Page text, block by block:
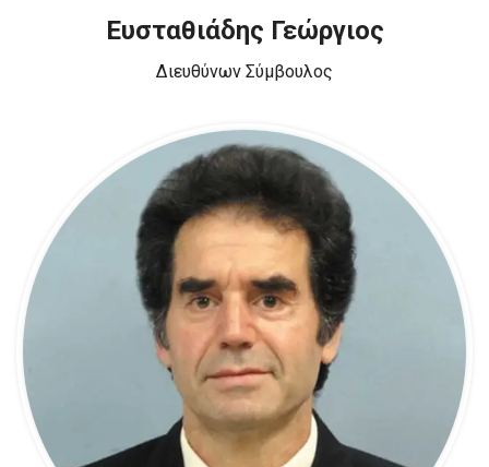
Ευσταθιάδης Γεώργιος
Διευθύνων Σύμβουλος